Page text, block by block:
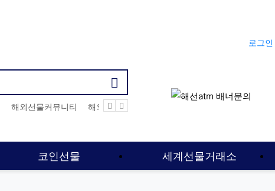
로그인
해외선물커뮤니티 해외선물사이트
코인선물 세계선물거래소